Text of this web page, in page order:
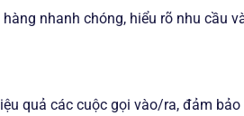
nhanh chóng, hiểu rõ nhu cầu
quả các cuộc gọi vào/ra, đảm bảo